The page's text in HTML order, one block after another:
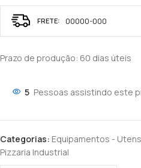
Prazo de produção: 60 dias úteis
5 Pessoas assistindo este
Categorias: Equipamentos -
Pizzaria Industrial